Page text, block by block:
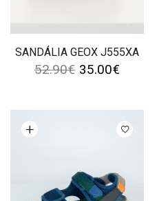
SANDÁLIA GEOX J555XA
52.90€ 35.00€
opções